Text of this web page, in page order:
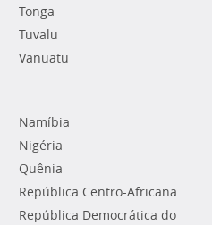
Tonga
Tuvalu
Vanuatu
Namíbia
Nigéria
Quênia
República Centro-Africana
República Democrática do